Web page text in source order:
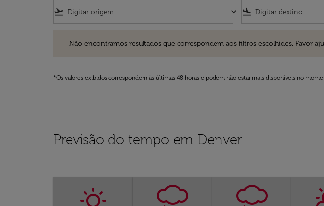
flight_takeoff keyboard_arrow_down flight_land
Não encontramos resultados que correspondem aos filtros escolhidos. Favor
*Os valores exibidos correspondem às últimas 48 horas e podem não estar mais disponíveis no
Previsão do tempo em Denver